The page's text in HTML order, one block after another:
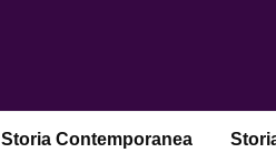
Storia Contemporanea